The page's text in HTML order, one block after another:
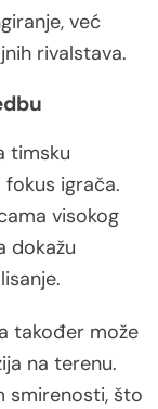
već
rivalstava.
timsku
igrača.
visokog
dokažu
također može
na terenu.
smirenosti, što